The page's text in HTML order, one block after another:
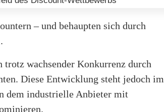
– und behaupten sich durch
trotz wachsender Konkurrenz durch
Diese Entwicklung steht jedoch im
dem industrielle Anbieter mit